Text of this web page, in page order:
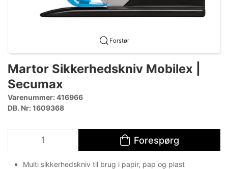
Forstør
Martor Sikkerhedskniv Mobilex |
Secumax
Varenummer:416966
DB. Nr: 1609368
Forespørg
Multi sikkerhedskniv til brug i papir, pap og plast